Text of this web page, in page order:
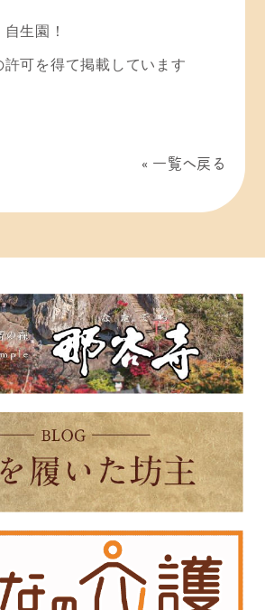
生園！
可を得て掲載しています
一覧へ戻る